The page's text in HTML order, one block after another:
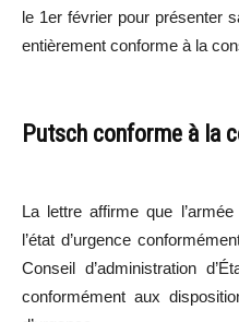
le 1er février pour présenter
entièrement conforme à la
Putsch conforme à la
La lettre affirme que
l’état d’urgence
Conseil d’administration
conformément aux